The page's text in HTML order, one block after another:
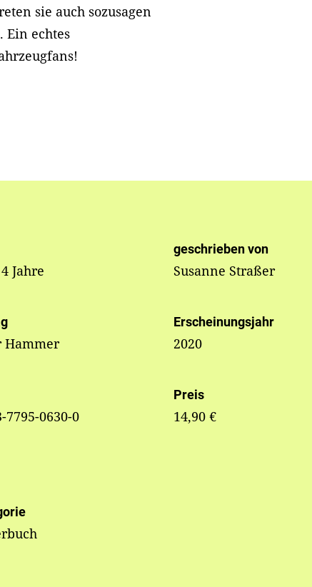
sie auch sozusagen
echtes
Jahre
geschrieben von
Susanne Straßer
Hammer
Erscheinungsjahr
2020
7795-0630-0
Preis
14,90 €